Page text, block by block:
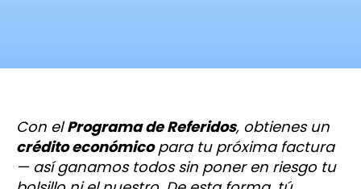
Con elPrograma de Referidos, obtienes un
crédito económicopara tu próxima factura
— así ganamos todos sin poner en riesgo tu